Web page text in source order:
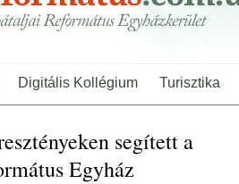
Digitális Kollégium Turisztika
segített a
Egyház